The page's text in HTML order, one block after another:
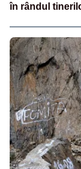
în rândul